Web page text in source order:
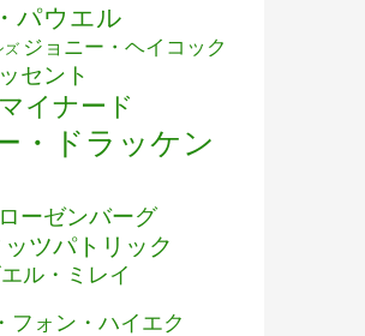
パウエル
ズ ジョニー・ヘイコック
セント
イナード
・ドラッケン
ーゼンバーグ
ツパトリック
ル・ミレイ
フォン・ハイエク